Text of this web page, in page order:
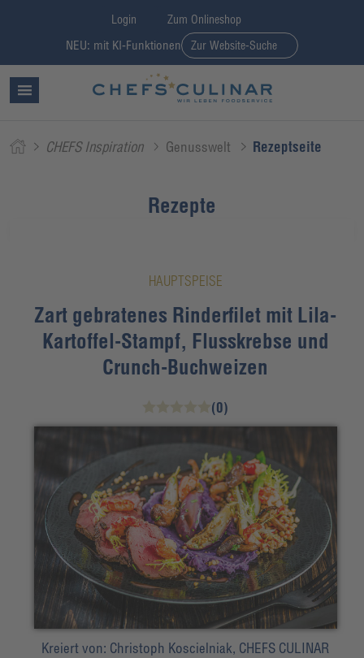
Login Zum Onlineshop
NEU: mit KI-Funktionen Zur Website-Suche
CHEFS Inspiration Genusswelt Rezeptseite
Rezepte
HAUPTSPEISE
Zart gebratenes Rinderfilet mit Lila-
Kartoffel-Stampf, Flusskrebse und
Crunch-Buchweizen
(0)
Kreiert von: Christoph Koscielniak, CHEFS CULINAR